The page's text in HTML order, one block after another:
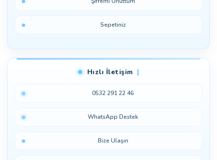
Sepetiniz
Hızlı İletişim
0532 291 22 46
WhatsApp Destek
Bize Ulaşın